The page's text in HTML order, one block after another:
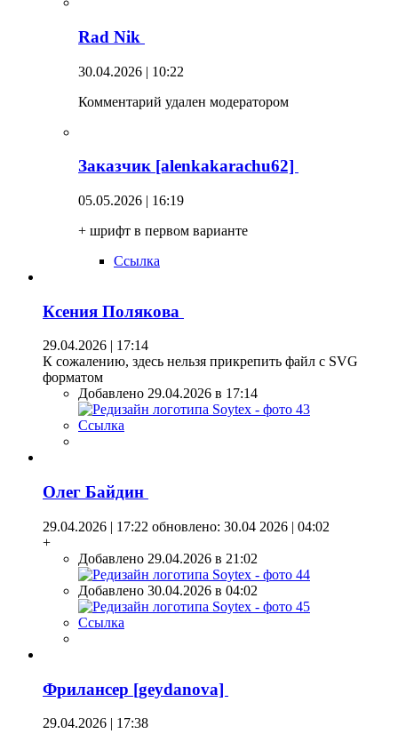
Rad Nik
30.04.2026 | 10:22
Комментарий удален модератором
Заказчик [alenkakarachu62]
05.05.2026 | 16:19
+ шрифт в первом варианте
Ссылка
Ксения Полякова
29.04.2026 | 17:14
К сожалению, здесь нельзя прикрепить файл с SVG
форматом
Добавлено 29.04.2026 в 17:14
Ссылка
Олег Байдин
29.04.2026 | 17:22 обновлено: 30.04 2026 | 04:02
+
Добавлено 29.04.2026 в 21:02
Добавлено 30.04.2026 в 04:02
Ссылка
Фрилансер [geydanova]
29.04.2026 | 17:38